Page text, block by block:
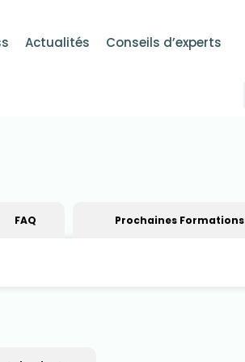
Actualités
Conseils d’experts
FAQ Prochaines Formations